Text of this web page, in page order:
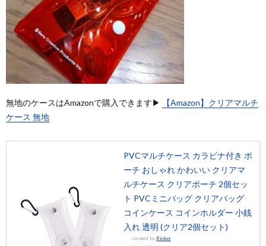
無地のケースはAmazonで購入できます▶
【Amazon】クリアマルチ
ケース 無地
PVCマルチケース カラビナ付き ポ
ーチ おしゃれ かわいい クリアマ
ルチケース クリアポーチ 2個セッ
ト PVCミニバッグ クリアバッグ
コインケース コインホルダー 小銭
入れ 透明 (クリア2個セット)
created by Rinker